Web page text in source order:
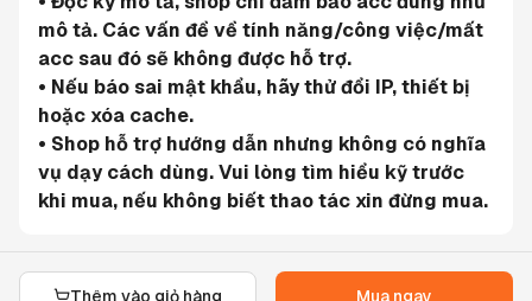
Thêm vào giỏ hàng Mua ngay
mô tả. Các vấn đề về tính năng/công việc/mất
acc sau đó sẽ không được hỗ trợ.
• Nếu báo sai mật khẩu, hãy thử đổi IP, thiết bị
hoặc xóa cache.
• Shop hỗ trợ hướng dẫn nhưng không có nghĩa
vụ dạy cách dùng. Vui lòng tìm hiểu kỹ trước
khi mua, nếu không biết thao tác xin đừng mua.